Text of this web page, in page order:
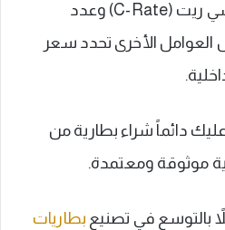
وجودة التصنيع وقيمة السي ريت (C-Rate) وعدد
العوامل الأخرى تحدد سعر
دائماً شراء بطارية من
موثوقة ومعتمدة.
بالتوسع في تصنيع بطاريات